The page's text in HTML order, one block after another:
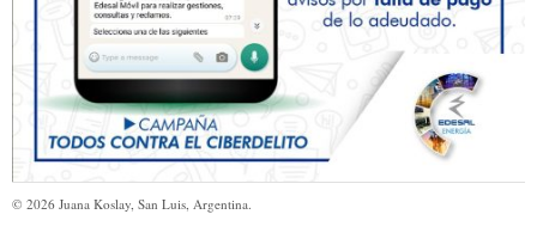
© 2026 Juana Koslay, San Luis, Argentina.